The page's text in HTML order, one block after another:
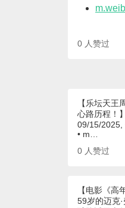
0 人赞过
【乐坛天
心路历程！
09/15/2025,
• m…
0 人赞过
【电影《高
59岁的迈克